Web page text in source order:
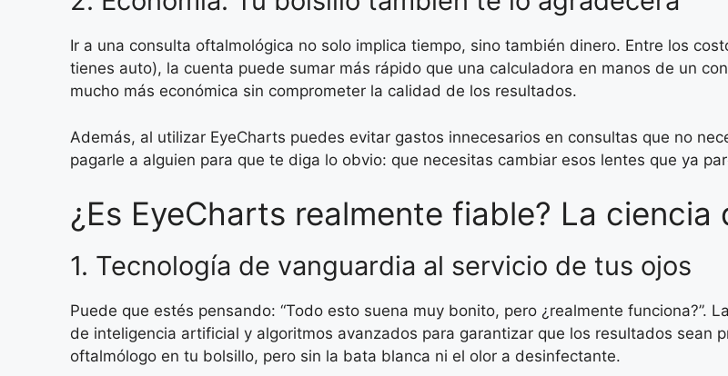
Ir a una consulta oftalmológica no solo implica tiempo, sino también dinero. Entre los
tienes auto), la cuenta puede sumar más rápido que una calculadora en manos de un
mucho más económica sin comprometer la calidad de los resultados.
Además, al utilizar EyeCharts puedes evitar gastos innecesarios en consultas que no
pagarle a alguien para que te diga lo obvio: que necesitas cambiar esos lentes que ya
¿Es EyeCharts realmente fiable? La
1. Tecnología de vanguardia al servicio de tus ojos
Puede que estés pensando: “Todo esto suena muy bonito, pero ¿realmente funciona?”.
de inteligencia artificial y algoritmos avanzados para garantizar que los resultados sean
oftalmólogo en tu bolsillo, pero sin la bata blanca ni el olor a desinfectante.